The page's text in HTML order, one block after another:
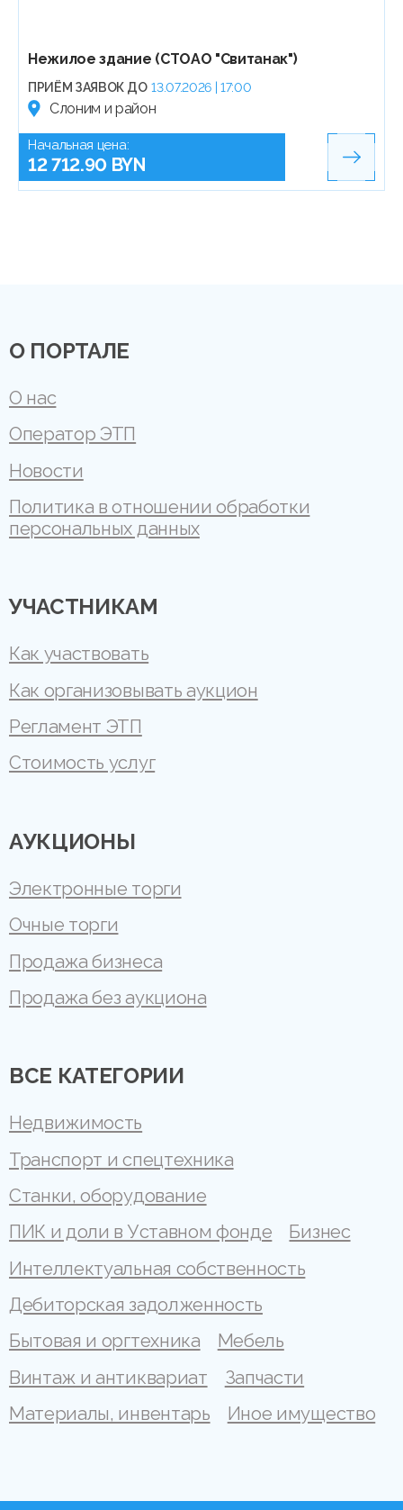
Нежилое здание (СТОАО "Свитанак")
ПРИЁМ ЗАЯВОК ДО 13.07.2026 | 17:00
Слоним и район
Начальная цена:
12 712.90 BYN
О ПОРТАЛЕ
О нас
Оператор ЭТП
Новости
Политика в отношении обработки
персональных данных
УЧАСТНИКАМ
Как участвовать
Как организовывать аукцион
Регламент ЭТП
Стоимость услуг
АУКЦИОНЫ
Электронные торги
Очные торги
Продажа бизнеса
Продажа без аукциона
ВСЕ КАТЕГОРИИ
Недвижимость
Транспорт и спецтехника
Станки, оборудование
ПИК и доли в Уставном фонде
Бизнес
Интеллектуальная собственность
Дебиторская задолженность
Бытовая и оргтехника
Мебель
Винтаж и антиквариат
Запчасти
Материалы, инвентарь
Иное имущество